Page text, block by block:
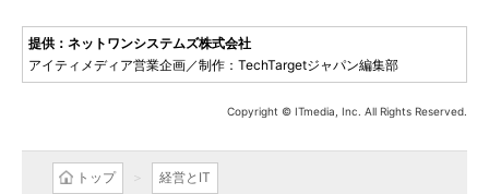
提供：ネットワンシステムズ株式会社
アイティメディア営業企画／制作：TechTargetジャパン編集部
Copyright © ITmedia, Inc. All Rights Reserved.
トップ 経営とIT